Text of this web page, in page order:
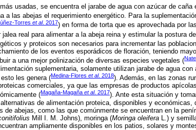
usadas, se encuentra el jarabe de agua con azúcar de caña
a las abejas el requerimiento energético. Para la
Torres et al. 2017) en forma de torta que es aprovechada por
real para alimentar a la abeja reina y estimular la postura
y proteicos son necesarios para incrementar las
de los eventos esporádicos de floración, teniendo
a una mejor polinización de diversas especies vegetales (
suplementaria, solamente utilizan jarabe de agua con
les genera (Medina-Flores et al. 2018). Además, en las zonas
comerciales, ya que las empresas de productos
(Magaña-Magaña et al. 2017). Ante esta situación y
de alimentación proteica, disponibles y económicas,
de abejas, como las que comúnmente se encuentran en la
Mill I. M. Johns), moringa (Moringa oleifera L.) y
ampliamente disponibles en los patios, solares y